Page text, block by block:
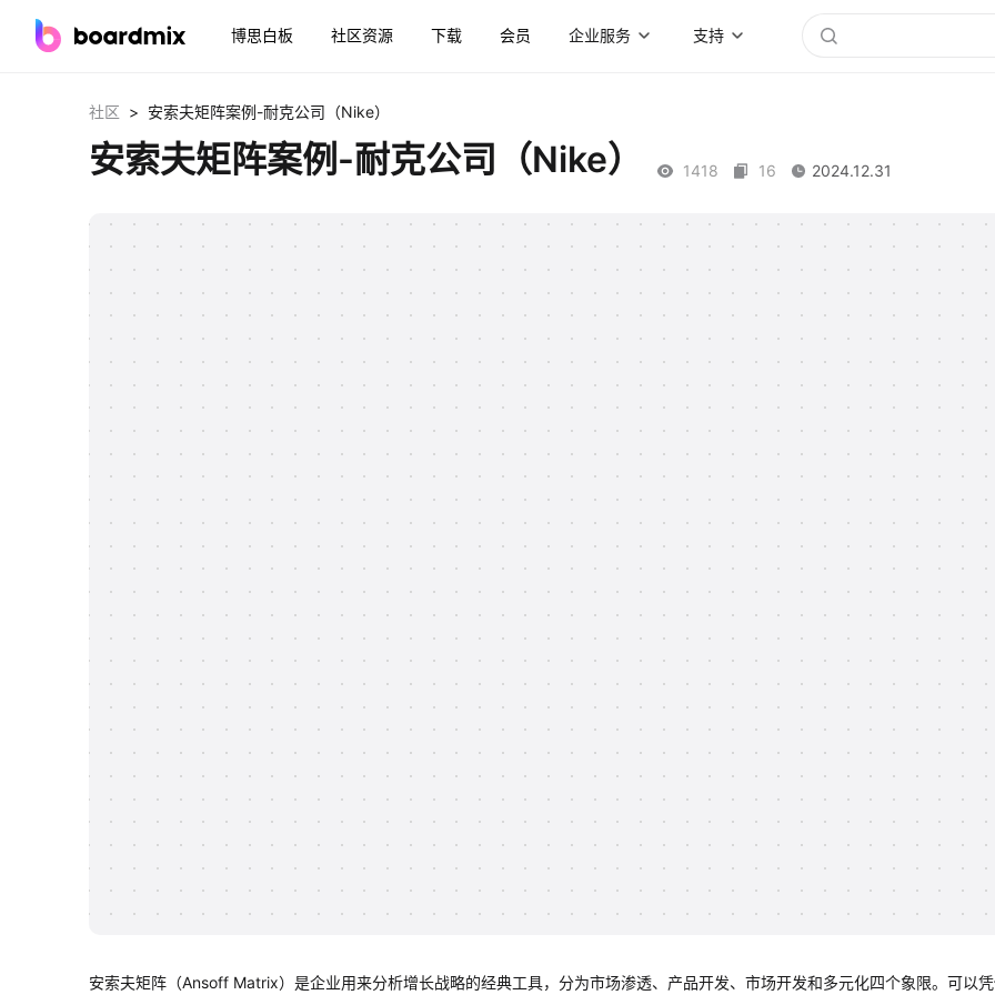
博思白板 社区资源 下载 会员 企业服务 支持
社区 > 安索夫矩阵案例-耐克公司（Nike）
安索夫矩阵案例-耐克公司（Nike） 1418 16 2024.12.31
安索夫矩阵（Ansoff Matrix）是企业用来分析增长战略的经典工具，分为市场渗透、产品开发、市场开发和多元化四个象限。可以